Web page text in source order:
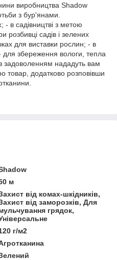
виробництва Shadow
з бур'янами.
- в садівництві з метою
розбивці садів і зелених
для виставки рослин; - в
- для збереження вологи, тепла
задоволенням нададуть вам
товар, додатково розповівши
м
від комах-шкідників,
від заморозків, Для
грядок,
г/м2